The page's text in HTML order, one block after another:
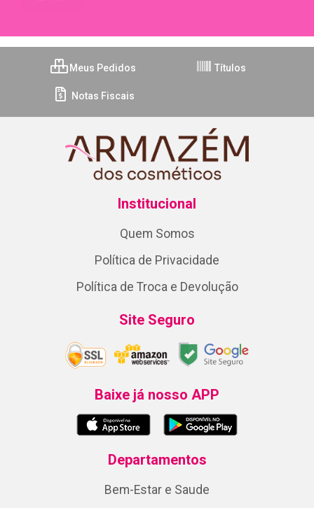
Meus Pedidos Títulos
Notas Fiscais
Institucional
Quem Somos
Política de Privacidade
Política de Troca e Devolução
Site Seguro
Baixe já nosso APP
Departamentos
Bem-Estar e Saude